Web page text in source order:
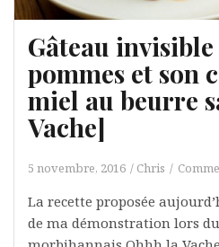
Gâteau invisible
pommes et son
miel au beurre
Vache]
5 novembre, 2016 Chris
La recette proposée
de ma démonstration lors